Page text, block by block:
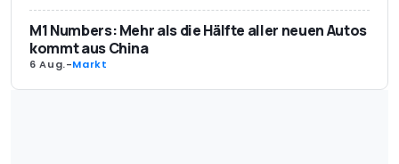
M1 Numbers: Mehr als die Hälfte aller neuen Autos
kommt aus China
6 Aug.-Markt